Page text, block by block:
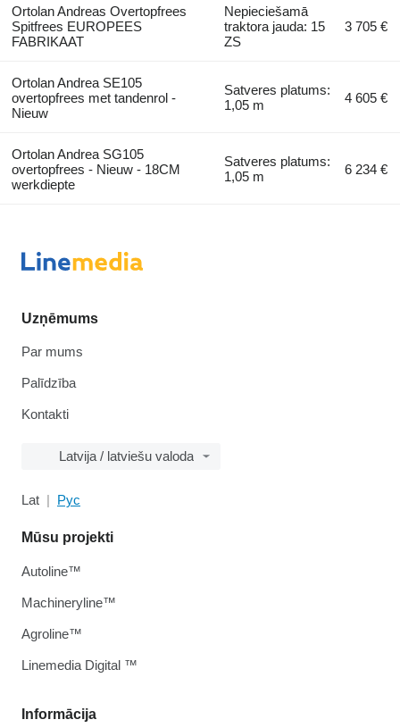
Ortolan Andreas Overtopfrees
Spitfrees EUROPEES
FABRIKAAT
Nepieciešamā
traktora jauda: 15
ZS
3 705 €
Ortolan Andrea SE105
overtopfrees met tandenrol -
Nieuw
Satveres platums:
1,05 m
4 605 €
Ortolan Andrea SG105
overtopfrees - Nieuw - 18CM
werkdiepte
Satveres platums:
1,05 m
6 234 €
Uzņēmums
Par mums
Palīdzība
Kontakti
Latvija / latviešu valoda
Lat Рус
Informācija
Mūsu projekti
Autoline™
Machineryline™
Agroline™
Linemedia Digital ™